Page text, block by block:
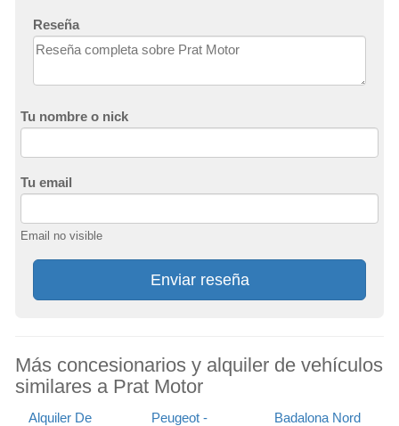
Reseña
Tu nombre o nick
Tu email
Email no visible
Enviar reseña
Más concesionarios y alquiler de vehículos
similares a Prat Motor
Alquiler De
Peugeot -
Badalona Nord